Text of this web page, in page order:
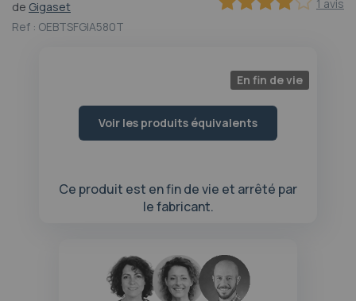
1 avis
de Gigaset
Ref : OEBTSFGIA580T
En fin de vie
Voir les produits équivalents
Ce produit est en fin de vie et arrêté par
le fabricant.
au
début